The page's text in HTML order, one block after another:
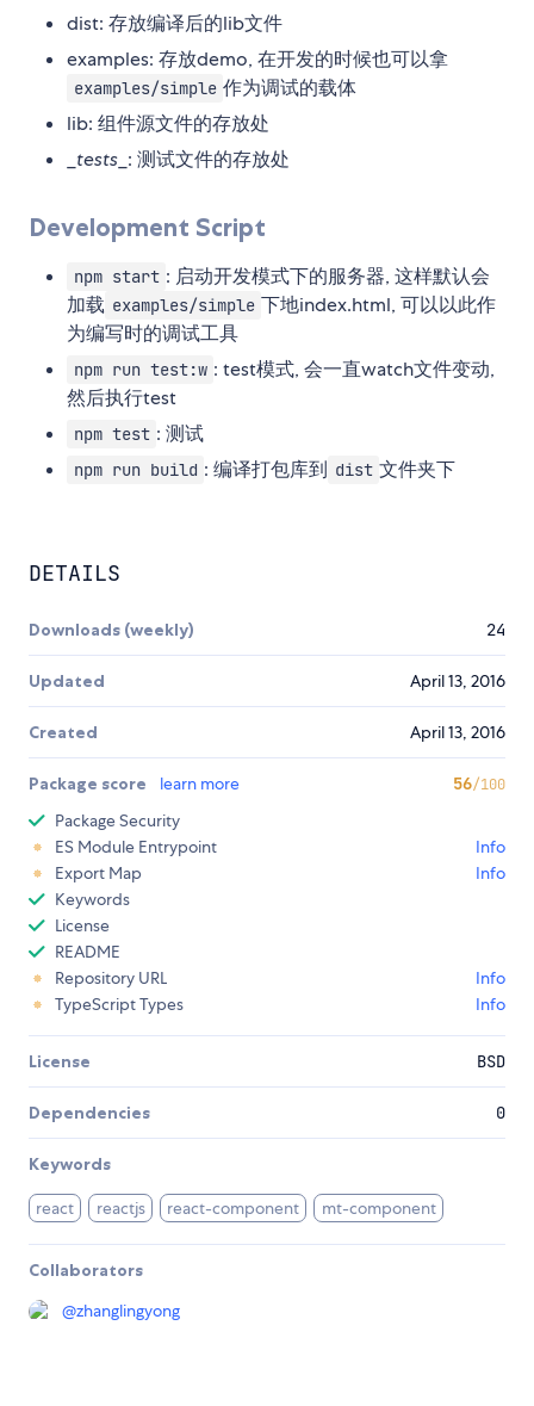
dist: 存放编译后的lib文件
examples: 存放demo, 在开发的时候也可以拿
examples/simple 作为调试的载体
lib: 组件源文件的存放处
tests _: 测试文件的存放处
Development Script
npm start : 启动开发模式下的服务器, 这样默认会
加载 examples/simple 下地index.html, 可以以此作
为编写时的调试工具
npm run test:w : test模式, 会一直watch文件变动,
然后执行test
npm test : 测试
npm run build : 编译打包库到 dist 文件夹下
DETAILS
Downloads (weekly) 24
Updated April 13, 2016
Created April 13, 2016
Package score learn more 56/100
Package Security
ES Module Entrypoint
Info
Export Map
Info
Keywords
License
README
Repository URL
Info
TypeScript Types
Info
License BSD
Dependencies 0
Keywords
react reactjs react-component mt-component
Collaborators
@zhanglingyong